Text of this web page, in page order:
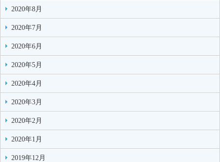
2020年8月
2020年7月
2020年6月
2020年5月
2020年4月
2020年3月
2020年2月
2020年1月
2019年12月